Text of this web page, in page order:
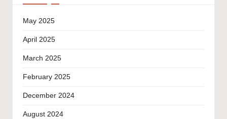
May 2025
April 2025
March 2025
February 2025
December 2024
August 2024